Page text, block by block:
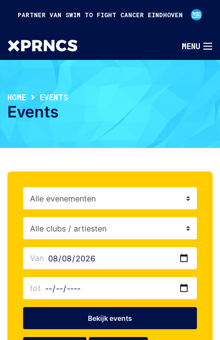
PARTNER VAN SWIM TO FIGHT CANCER EINDHOVEN
HOME EVENTS
Events
Bekijk events